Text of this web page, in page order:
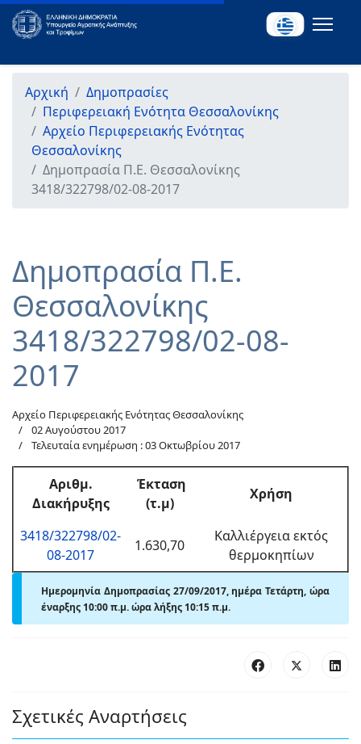
Αρχική
Δημοπρασίες
Περιφερειακή Ενότητα Θεσσαλονίκης
Αρχείο Περιφερειακής Ενότητας
Θεσσαλονίκης
Δημοπρασία Π.Ε. Θεσσαλονίκης
3418/322798/02-08-2017
Δημοπρασία Π.Ε.
Θεσσαλονίκης
3418/322798/02-08-
2017
Αρχείο Περιφερειακής Ενότητας Θεσσαλονίκης
02 Αυγούστου 2017
Τελευταία ενημέρωση : 03 Οκτωβρίου 2017
Αριθμ.
Διακήρυξης
Έκταση
(τ.μ)
Χρήση
3418/322798/02-
08-2017
1.630,70
Καλλιέργεια εκτός
θερμοκηπίων
Ημερομηνία Δημοπρασίας 27/09/2017, ημέρα Τετάρτη, ώρα
έναρξης 10:00π.μ.ώρα λήξης 10:15 π.μ.
Σχετικές Αναρτήσεις